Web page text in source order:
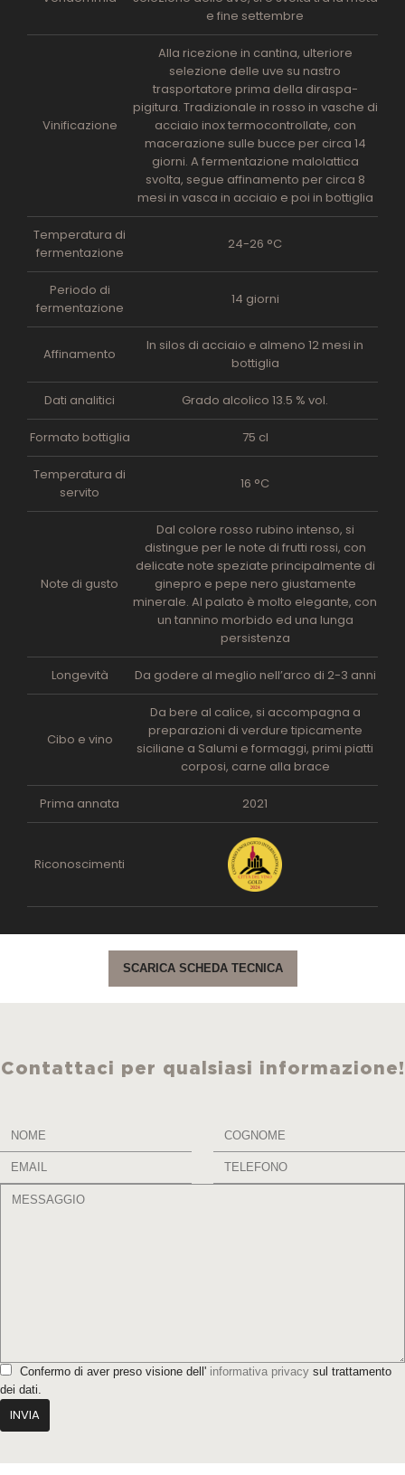
e fine settembre
Vinificazione
Alla ricezione in cantina, ulteriore
selezione delle uve su nastro
trasportatore prima della diraspa-
pigitura. Tradizionale in rosso in vasche di
acciaio inox termocontrollate, con
macerazione sulle bucce per circa 14
giorni. A fermentazione malolattica
svolta, segue affinamento per circa 8
mesi in vasca in acciaio e poi in bottiglia
Temperatura di
fermentazione
24-26 °C
Periodo di
fermentazione
14 giorni
Affinamento
In silos di acciaio e almeno 12 mesi in
bottiglia
Dati analitici Grado alcolico 13.5 % vol.
Formato bottiglia 75 cl
Temperatura di
servito
16 °C
Note di gusto
Dal colore rosso rubino intenso, si
distingue per le note di frutti rossi, con
delicate note speziate principalmente di
ginepro e pepe nero giustamente
minerale. Al palato è molto elegante, con
un tannino morbido ed una lunga
persistenza
Longevità Da godere al meglio nell’arco di 2-3 anni
Cibo e vino
Da bere al calice, si accompagna a
preparazioni di verdure tipicamente
siciliane a Salumi e formaggi, primi piatti
corposi, carne alla brace
Prima annata 2021
Riconoscimenti
SCARICA SCHEDA TECNICA
Contattaci per qualsiasi informazione!
Confermo di aver preso visione dell' informativa privacy sul trattamento
dei dati.